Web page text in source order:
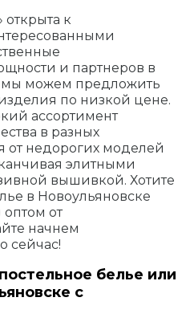
к
и партнеров в
мы можем предложить
по низкой цене.
ассортимент
в разных
от недорогих моделей
элитными
вышивкой. Хотите
в Новоульяновске
оптом от
начнем
сейчас!
белье или
с